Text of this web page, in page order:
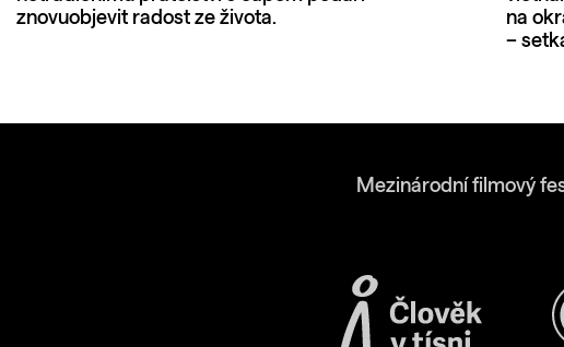
znovuobjevit radost ze života.
na
–
Mezinárodní filmový